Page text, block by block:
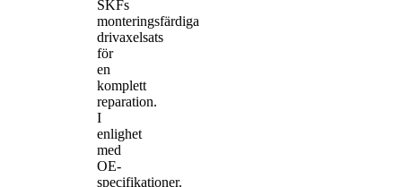
SKFs
monteringsfärdiga
drivaxelsats
för
en
komplett
reparation.
I
enlighet
med
OE-
specifikationer.